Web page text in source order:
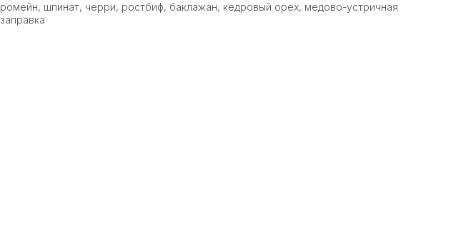
ромейн, шпинат, черри, ростбиф, баклажан, кедровый орех, медово-устричная
заправка